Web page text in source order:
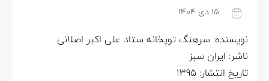
۱۵ دی ۱۴۰۴
نویسنده: سرهنگ توپخانه ستاد علی اکبر اصلانی
ناشر: ایران سبز
تاریخ انتشار: 1395